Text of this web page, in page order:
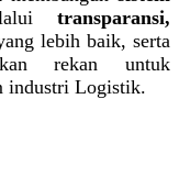
transparansi,
lebih baik, serta
rekan untuk
industri Logistik.